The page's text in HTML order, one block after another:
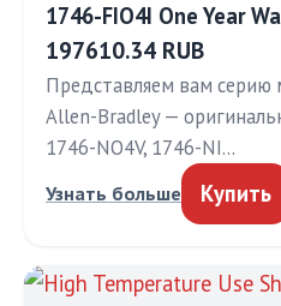
1746-FIO4I One Year
197610.34 RUB
Представляем вам
Allen-Bradley —
1746-NO4V, 1746-NI…
Узнать больше Купить